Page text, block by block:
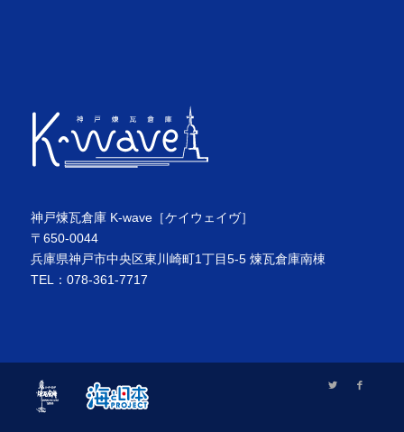
神戸煉瓦倉庫 K-wave［ケイウェイヴ］
〒650-0044
兵庫県神戸市中央区東川崎町1丁目5-5 煉瓦倉庫南棟
TEL：078-361-7717